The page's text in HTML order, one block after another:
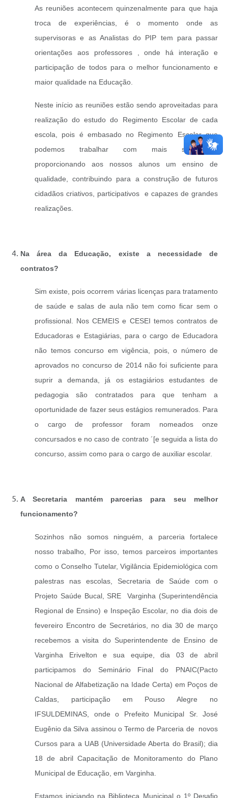
As reuniões acontecem quinzenalmente para que haja
troca de experiências, é o momento onde as
supervisoras e as Analistas do PIP tem para passar
orientações aos professores , onde há interação e
participação de todos para o melhor funcionamento e
maior qualidade na Educação.
Neste início as reuniões estão sendo aproveitadas para
realização do estudo do Regimento Escolar de cada
escola, pois é embasado no Regimento Escolar que
podemos trabalhar com mais segurança,
proporcionando aos nossos alunos um ensino de
qualidade, contribuindo para a construção de futuros
cidadãos criativos, participativos e capazes de grandes
realizações.
Na área da Educação, existe a necessidade de
contratos?
Sim existe, pois ocorrem várias licenças para tratamento
de saúde e salas de aula não tem como ficar sem o
profissional. Nos CEMEIS e CESEI temos contratos de
Educadoras e Estagiárias, para o cargo de Educadora
não temos concurso em vigência, pois, o número de
aprovados no concurso de 2014 não foi suficiente para
suprir a demanda, já os estagiários estudantes de
pedagogia são contratados para que tenham a
oportunidade de fazer seus estágios remunerados. Para
o cargo de professor foram nomeados onze
concursados e no caso de contrato ´[e seguida a lista do
concurso, assim como para o cargo de auxiliar escolar.
A Secretaria mantém parcerias para seu melhor
funcionamento?
Sozinhos não somos ninguém, a parceria fortalece
nosso trabalho, Por isso, temos parceiros importantes
como o Conselho Tutelar, Vigilância Epidemiológica com
palestras nas escolas, Secretaria de Saúde com o
Projeto Saúde Bucal, SRE Varginha (Superintendência
Regional de Ensino) e Inspeção Escolar, no dia dois de
fevereiro Encontro de Secretários, no dia 30 de março
recebemos a visita do Superintendente de Ensino de
Varginha Erivelton e sua equipe, dia 03 de abril
participamos do Seminário Final do PNAIC(Pacto
Nacional de Alfabetização na Idade Certa) em Poços de
Caldas, participação em Pouso Alegre no
IFSULDEMINAS, onde o Prefeito Municipal Sr. José
Eugênio da Silva assinou o Termo de Parceria de novos
Cursos para a UAB (Universidade Aberta do Brasil); dia
18 de abril Capacitação de Monitoramento do Plano
Municipal de Educação, em Varginha.
Estamos iniciando na Biblioteca Municipal o 1º Desafio